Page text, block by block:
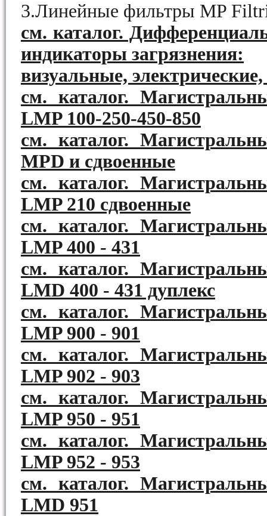
3.Линейные фильтры MP
см. каталог.
индикаторы загрязнения:
визуальные,
см. каталог.
LMP 100-250-450-850
см. каталог.
MPD и сдвоенные
см. каталог.
LMP 210 сдвоенные
см. каталог.
LMP 400 - 431
см. каталог.
LMD 400 - 431 дуплекс
см. каталог.
LMP 900 - 901
см. каталог.
LMP 902 - 903
см. каталог.
LMP 950 - 951
см. каталог.
LMP 952 - 953
см. каталог.
LMD 951